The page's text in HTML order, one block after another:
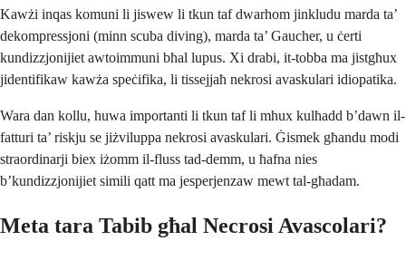
Kawżi inqas komuni li jiswew li tkun taf dwarhom jinkludu marda ta’
dekompressjoni (minn scuba diving), marda ta’ Gaucher, u ċerti
kundizzjonijiet awtoimmuni bħal lupus. Xi drabi, it-tobba ma jistgħux
jidentifikaw kawża speċifika, li tissejjaħ nekrosi avaskulari idiopatika.
Wara dan kollu, huwa importanti li tkun taf li mhux kulħadd b’dawn il-
fatturi ta’ riskju se jiżviluppa nekrosi avaskulari. Ġismek għandu modi
straordinarji biex iżomm il-fluss tad-demm, u ħafna nies
b’kundizzjonijiet simili qatt ma jesperjenzaw mewt tal-għadam.
Meta tara Tabib għal Necrosi Avascolari?